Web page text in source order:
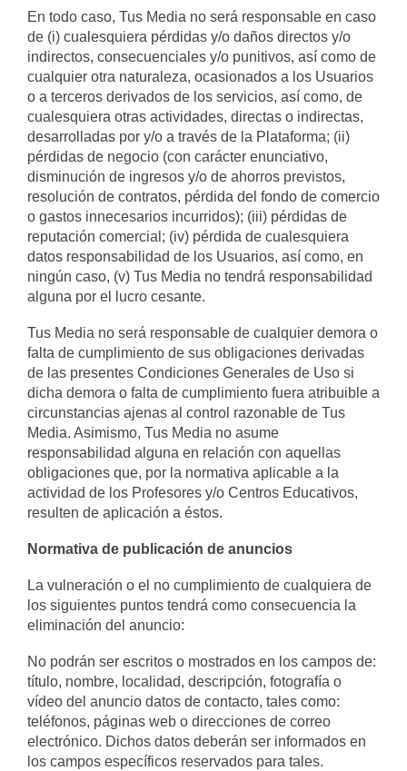
En todo caso, Tus Media no será responsable en caso
de (i) cualesquiera pérdidas y/o daños directos y/o
indirectos, consecuenciales y/o punitivos, así como de
cualquier otra naturaleza, ocasionados a los Usuarios
o a terceros derivados de los servicios, así como, de
cualesquiera otras actividades, directas o indirectas,
desarrolladas por y/o a través de la Plataforma; (ii)
pérdidas de negocio (con carácter enunciativo,
disminución de ingresos y/o de ahorros previstos,
resolución de contratos, pérdida del fondo de comercio
o gastos innecesarios incurridos); (iii) pérdidas de
reputación comercial; (iv) pérdida de cualesquiera
datos responsabilidad de los Usuarios, así como, en
ningún caso, (v) Tus Media no tendrá responsabilidad
alguna por el lucro cesante.
Tus Media no será responsable de cualquier demora o
falta de cumplimiento de sus obligaciones derivadas
de las presentes Condiciones Generales de Uso si
dicha demora o falta de cumplimiento fuera atribuible a
circunstancias ajenas al control razonable de Tus
Media. Asimismo, Tus Media no asume
responsabilidad alguna en relación con aquellas
obligaciones que, por la normativa aplicable a la
actividad de los Profesores y/o Centros Educativos,
resulten de aplicación a éstos.
Normativa de publicación de anuncios
La vulneración o el no cumplimiento de cualquiera de
los siguientes puntos tendrá como consecuencia la
eliminación del anuncio:
No podrán ser escritos o mostrados en los campos de:
título, nombre, localidad, descripción, fotografía o
vídeo del anuncio datos de contacto, tales como:
teléfonos, páginas web o direcciones de correo
electrónico. Dichos datos deberán ser informados en
los campos específicos reservados para tales.